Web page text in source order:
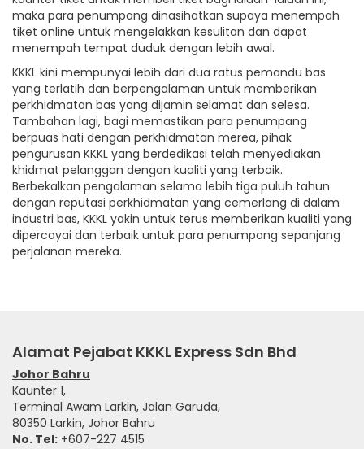
maka para penumpang dinasihatkan supaya menempah
tiket online untuk mengelakkan kesulitan dan dapat
menempah tempat duduk dengan lebih awal.
KKKL kini mempunyai lebih dari dua ratus pemandu bas
yang terlatih dan berpengalaman untuk memberikan
perkhidmatan bas yang dijamin selamat dan selesa.
Tambahan lagi, bagi memastikan para penumpang
berpuas hati dengan perkhidmatan merea, pihak
pengurusan KKKL yang berdedikasi telah menyediakan
khidmat pelanggan dengan kualiti yang terbaik.
Berbekalkan pengalaman selama lebih tiga puluh tahun
dengan reputasi perkhidmatan yang cemerlang di dalam
industri bas, KKKL yakin untuk terus memberikan kualiti yang
dipercayai dan terbaik untuk para penumpang sepanjang
perjalanan mereka.
Alamat Pejabat KKKL Express Sdn Bhd
Johor Bahru
Kaunter 1,
Terminal Awam Larkin, Jalan Garuda,
80350 Larkin, Johor Bahru
No. Tel: +607-227 4515